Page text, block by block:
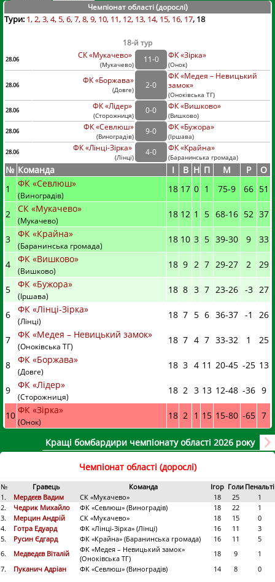
Чемпіонат області (дорослі)
Тури: 1 2 3 4 5 6 7 8 9 10 11 12 13 14 15 16 17 18
18-й тур
28.06 СК «Мукачево»
(Мукачево)
11-0 ФК «Зірка»
(Онок)
28.06
ФК «Боржава»
(Довге)
2-0
ФК «Медея – Невицький
замок»
(Оноківська ТГ)
28.06
ФК «Лідер»
(Сторожниця)
0-0 ФК «Вишково»
(Вишково)
28.06
ФК «Севлюш»
(Виноградів)
9-0 ФК «Бужора»
(Іршава)
28.06
ФК «Лінці-Зірка»
(Лінці)
4-0 ФК «Крайна»
(Баранинська громада)
№ Команда I В Н П М Р
О
1
ФК «Севлюш»
(Виноградів)
18 17 0 1 75-9 66 51
2 СК «Мукачево»
(Мукачево)
18 12 1 5 68-16 52 37
3 ФК «Крайна»
(Баранинська громада)
18 10 3 5 39-30 9 33
4 ФК «Вишково»
(Вишково)
18 9 2 7 29-27 2 29
5 ФК «Бужора»
(Іршава)
18 8 3 7 23-26 -3 27
6 ФК «Лінці-Зірка»
(Лінці)
18 7 5 6 36-37 -1 26
7 ФК «Медея – Невицький замок»
(Оноківська ТГ)
18 7 4 7 33-32 1 25
8 ФК «Боржава»
(Довге)
18 3 4 11 20-45 -25 13
9 ФК «Лідер»
(Сторожниця)
18 2 3 13 12-48 -36 9
10 ФК «Зірка»
(Онок)
18 2 1 15 15-80 -65 7
Кращі бомбардири чемпіонату області 2026 року
Чемпіонат області (дорослі)
№ Гравець Команда Ігор Голи Пенальті
1.
Мердєєв Вадим СК «Мукачево» 18 25
1
2.
Чедрик Михайло ФК «Севлюш» (Виноградів) 18 22
1
3.
Мерцин Андрій СК «Мукачево» 18 15
0
4.
Готра Едуард ФК «Лінці-Зірка» (Лінці) 16 11
3
5.
Русин Єдгард ФК «Крайна» (Баранинська громада) 16 11
5
6.
Медведєв Віталій
ФК «Медея – Невицький замок»
(Оноківська ТГ)
18 9
1
7.
Пуканич Адріан ФК «Севлюш» (Виноградів) 14 8 0